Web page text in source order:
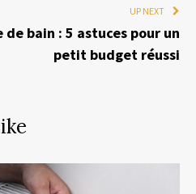
UP NEXT
bain : 5 astuces pour un
petit budget réussi